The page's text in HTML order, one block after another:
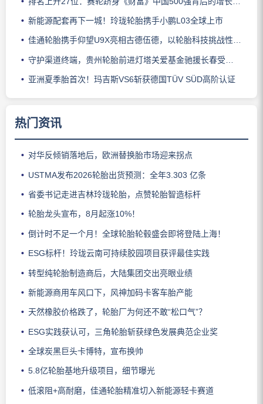
新能源配套再下一城！玲珑轮胎携手小鹏L03全球上市
佳通轮胎携手仰望U9X亮相古德伍德，以轮胎科技挑战性能边界
守护渠道终端，贵州轮胎前进灯塔关爱基金驰援长春受灾门店
亚洲夏季胎首次！玛吉斯VS6斩获德国TÜV SÜD高阶认证
热门资讯
对华反倾销落地后，欧洲替换胎市场迎来拐点
USTMA发布2026轮胎出货预测：全年3.303 亿条
省委书记走进吉林玲珑轮胎，点赞轮胎智造标杆
轮胎龙头宣布，8月起涨10%！
倒计时不足一个月！全球轮胎轮毂盛会即将登陆上海！
ESG标杆！玲珑云南可持续胶园项目获评最佳实践
转型纯轮胎制造商后，大陆集团交出亮眼业绩
新能源商用车风口下，风神加码卡客车胎产能
天然橡胶价格跌了，轮胎厂为何还不敢“松口气”？
ESG实践获认可，三角轮胎斩获绿色发展典范企业奖
全球炭黑巨头卡博特，宣布换帅
5.8亿轮胎基地升级项目，细节曝光
低滚阻+高耐磨，佳通轮胎精准切入新能源轻卡赛道